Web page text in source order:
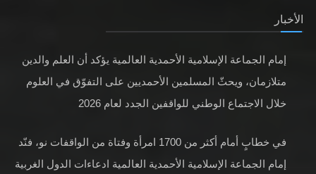
الأخبار
إمام الجماعة الإسلامية الأحمدية العالمية يؤكد أن العلم والدين
متلازمان، ويحثّ المسلمين الأحمديين على التفوّق في العلوم
خلال الاجتماع الوطني للواقفين الجدد لعام 2026
في خطابٍ أمام أكثر من 1700 امرأة وفتاة من الواقفات نو، فنّد
إمام الجماعة الإسلامية الأحمدية العالمية ادعاءات الدول الغربية